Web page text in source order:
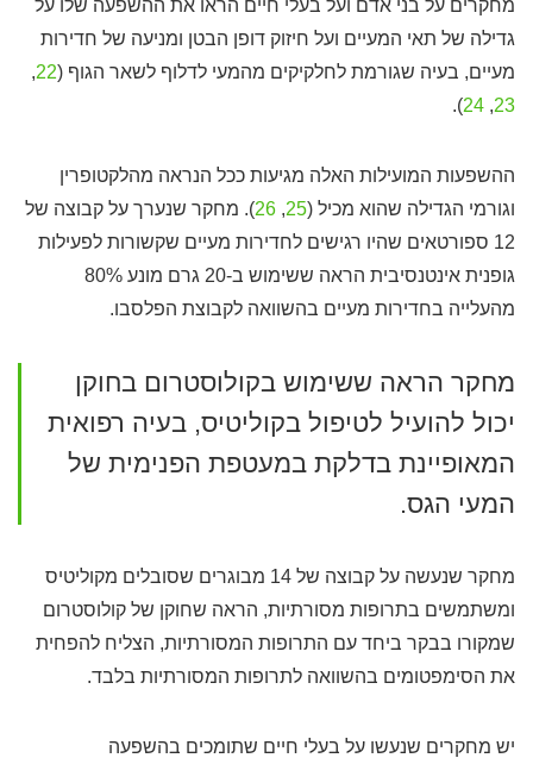
מחקרים על בני אדם ועל בעלי חיים הראו את ההשפעה שלו על
גדילה של תאי המעיים ועל חיזוק דופן הבטן ומניעה של חדירות
מעיים, בעיה שגורמת לחלקיקים מהמעי לדלוף לשאר הגוף (22
,
23
,
24
).
ההשפעות המועילות האלה מגיעות ככל הנראה מהלקטופרין
וגורמי הגדילה שהוא מכיל (25
,
26). מחקר שנערך על קבוצה של
12 ספורטאים שהיו רגישים לחדירות מעיים שקשורות לפעילות
גופנית אינטנסיבית הראה ששימוש ב-20 גרם מונע 80%
מהעלייה בחדירות מעיים בהשוואה לקבוצת הפלסבו.
מחקר הראה ששימוש בקולוסטרום בחוקן
יכול להועיל לטיפול בקוליטיס, בעיה רפואית
המאופיינת בדלקת במעטפת הפנימית של
המעי הגס.
מחקר שנעשה על קבוצה של 14 מבוגרים שסובלים מקוליטיס
ומשתמשים בתרופות מסורתיות, הראה שחוקן של קולוסטרום
שמקורו בבקר ביחד עם התרופות המסורתיות, הצליח להפחית
את הסימפטומים בהשוואה לתרופות המסורתיות בלבד.
יש מחקרים שנעשו על בעלי חיים שתומכים בהשפעה